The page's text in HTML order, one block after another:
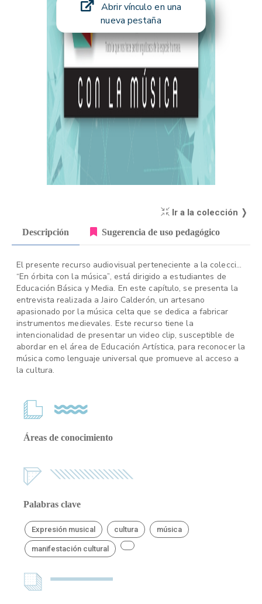
Abrir vínculo en una
nueva pestaña
Ir a la colección ❭
Descripción Sugerencia de uso pedagógico
El presente recurso audiovisual perteneciente a la colección
“En órbita con la música”, está dirigido a estudiantes de
Educación Básica y Media. En este capítulo, se presenta la
entrevista realizada a Jairo Calderón, un artesano
apasionado por la música celta que se dedica a fabricar
instrumentos medievales. Este recurso tiene la
intencionalidad de presentar un video clip, susceptible de
abordar en el área de Educación Artística, para reconocer la
música como lenguaje universal que promueve al acceso a
la cultura.
Áreas de conocimiento
Palabras clave
Expresión musical cultura música
manifestación cultural